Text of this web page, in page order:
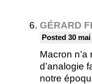
GÉRARD
Posted 30
Macron
d’analogie
notre